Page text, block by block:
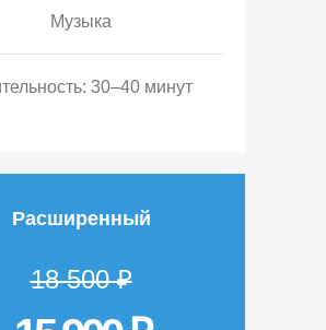
Музыка
30–40 минут
Расширенный
18 500 ₽